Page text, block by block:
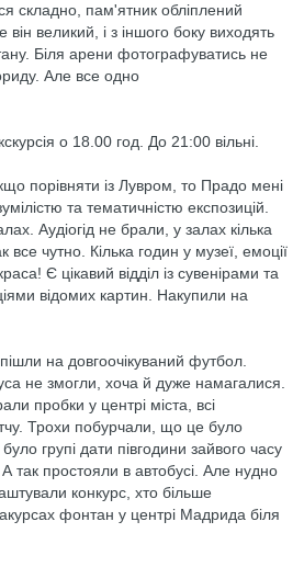
складно, пам'ятник обліплений
він великий, і з іншого боку виходять
Біля арени фотографуватись не
Але все одно
о 18.00 год. До 21:00 вільні.
порівняти із Лувром, то Прадо мені
та тематичністю експозицій.
Аудіогід не брали, у залах кілька
все чутно. Кілька годин у музеї, емоції
Є цікавий відділ із сувенірами та
відомих картин. Накупили на
на довгоочікуваний футбол.
не змогли, хоча й дуже намагалися.
пробки у центрі міста, всі
Трохи побурчали, що це було
групі дати півгодини зайвого часу
так простояли в автобусі. Але нудно
конкурс, хто більше
фонтан у центрі Мадрида біля